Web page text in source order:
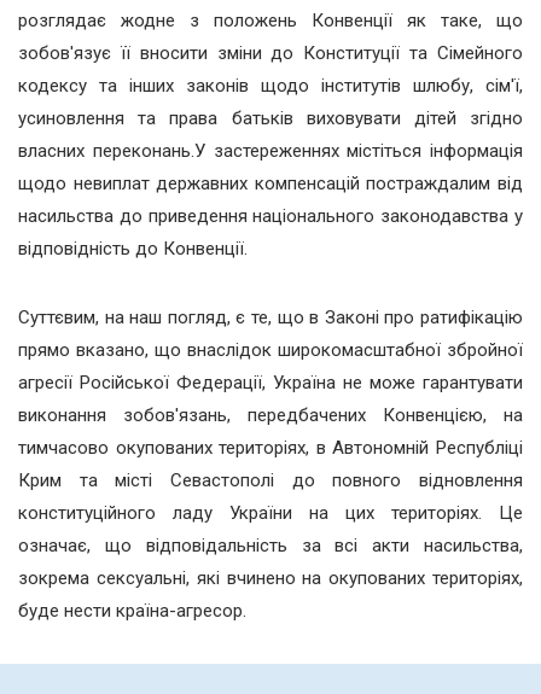
розглядає жодне з положень Конвенції як таке, що
зобов'язує її вносити зміни до Конституції та Сімейного
кодексу та інших законів щодо інститутів шлюбу, сім'ї,
усиновлення та права батьків виховувати дітей згідно
власних переконань.У застереженнях містіться інформація
щодо невиплат державних компенсацій постраждалим від
насильства до приведення національного законодавства у
відповідність до Конвенції.
Суттєвим, на наш погляд, є те, що в Законі про ратифікацію
прямо вказано, що внаслідок широкомасштабної збройної
агресії Російської Федерації, Україна не може гарантувати
виконання зобов'язань, передбачених Конвенцією, на
тимчасово окупованих територіях, в Автономній Республіці
Крим та місті Севастополі до повного відновлення
конституційного ладу України на цих територіях. Це
означає, що відповідальність за всі акти насильства,
зокрема сексуальні, які вчинено на окупованих територіях,
буде нести країна-агресор.